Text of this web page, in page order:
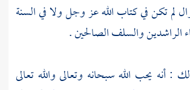
لم تكن في كتاب الله عز وجل ولا في السنة
الراشدين والسلف الصالحين .
: أنه يحب الله سبحانه وتعالى والله تعالى